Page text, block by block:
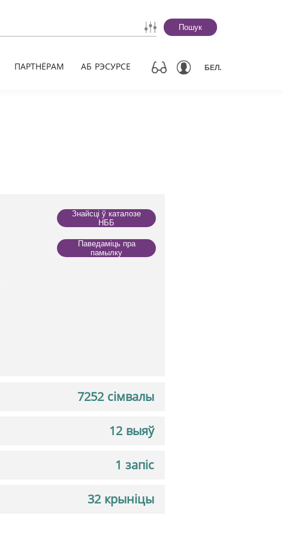
Пошук
ПАРТНЁРАМ АБ РЭСУРСЕ БЕЛ.
Знайсці ў каталозе
НББ
Паведаміць пра
памылку
7252 сімвалы
12 выяў
1 запіс
32 крыніцы